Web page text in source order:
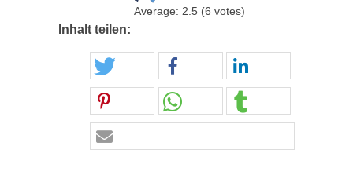
Average: 2.5 (6 votes)
Inhalt teilen: